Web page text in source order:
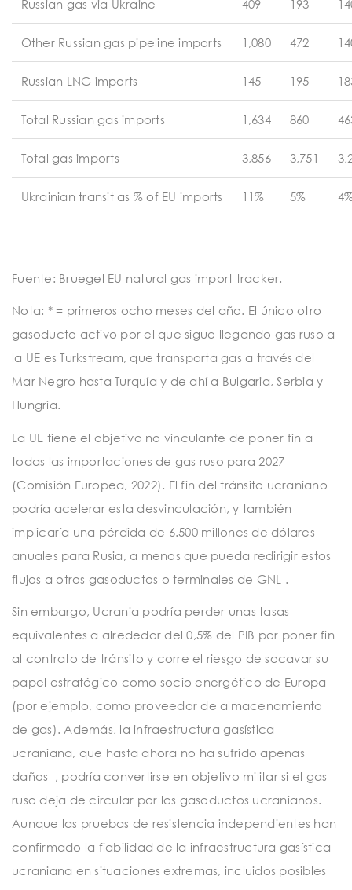
Russian gas via Ukraine 409 193
Other Russian gas pipeline imports 1,080 472
Russian LNG imports 145 195
Total Russian gas imports 1,634 860
Total gas imports 3,856 3,751
Ukrainian transit as % of EU imports 11% 5%
Fuente: Bruegel EU natural gas import tracker.
Nota: * = primeros ocho meses del año. El único otro
gasoducto activo por el que sigue llegando gas ruso a
la UE es Turkstream, que transporta gas a través del
Mar Negro hasta Turquía y de ahí a Bulgaria, Serbia y
Hungría.
La UE tiene el objetivo no vinculante de poner fin a
todas las importaciones de gas ruso para 2027
(Comisión Europea, 2022). El fin del tránsito ucraniano
podría acelerar esta desvinculación, y también
implicaría una pérdida de 6.500 millones de dólares
anuales para Rusia, a menos que pueda redirigir estos
flujos a otros gasoductos o terminales de GNL .
Sin embargo, Ucrania podría perder unas tasas
equivalentes a alrededor del 0,5% del PIB por poner fin
al contrato de tránsito y corre el riesgo de socavar su
papel estratégico como socio energético de Europa
(por ejemplo, como proveedor de almacenamiento
de gas). Además, la infraestructura gasística
ucraniana, que hasta ahora no ha sufrido apenas
daños , podría convertirse en objetivo militar si el gas
ruso deja de circular por los gasoductos ucranianos.
Aunque las pruebas de resistencia independientes han
confirmado la fiabilidad de la infraestructura gasística
ucraniana en situaciones extremas, incluidos posibles